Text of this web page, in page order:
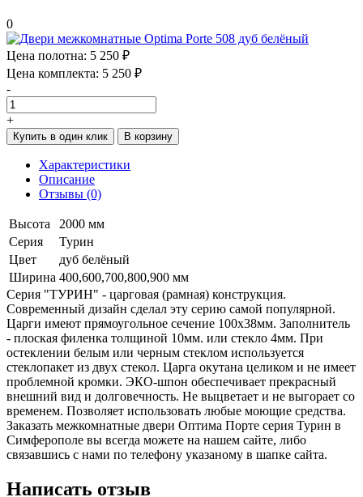
0
Цена полотна: 5 250 ₽
Цена комплекта: 5 250 ₽
-
+
Купить в один клик В корзину
Характеристики
Описание
Отзывы (0)
Высота
2000 мм
Серия
Турин
Цвет
дуб белёный
Ширина 400,600,700,800,900 мм
Серия "ТУРИН" - царговая (рамная) конструкция.
Современный дизайн сделал эту серию самой популярной.
Царги имеют прямоугольное сечение 100х38мм. Заполнитель
- плоская филенка толщиной 10мм. или стекло 4мм. При
остеклении белым или черным стеклом используется
стеклопакет из двух стекол. Царга окутана целиком и не имеет
проблемной кромки. ЭКО-шпон обеспечивает прекрасный
внешний вид и долговечность. Не выцветает и не выгорает со
временем. Позволяет использовать любые моющие средства.
Заказать межкомнатные двери Оптима Порте серия Турин в
Симферополе вы всегда можете на нашем сайте, либо
связавшись с нами по телефону указаному в шапке сайта.
Написать отзыв